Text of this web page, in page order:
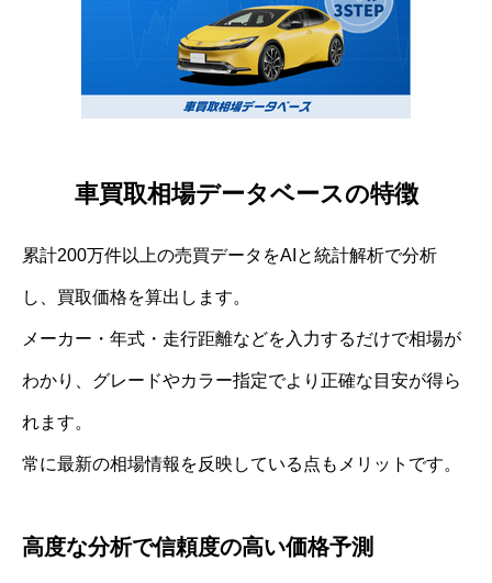
車買取相場データベースの特徴
累計200万件以上の売買データをAIと統計解析で分析
し、買取価格を算出します。
メーカー・年式・走行距離などを入力するだけで相場が
わかり、グレードやカラー指定でより正確な目安が得ら
れます。
常に最新の相場情報を反映している点もメリットです。
高度な分析で信頼度の高い価格予測